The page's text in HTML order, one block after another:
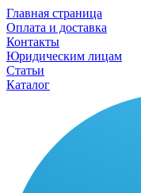
Главная страница
Оплата и доставка
Контакты
Юридическим лицам
Статьи
Каталог